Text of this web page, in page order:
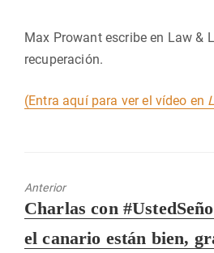
Max Prowant escribe en Law &
recuperación.
(Entra aquí para ver el vídeo en
Anterior
Entrada
Charlas con
el canario están bien,